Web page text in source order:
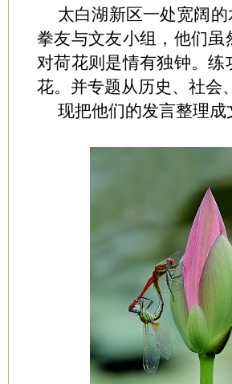
太白湖新区一处宽阔
拳友与文友小组，他们
对荷花则是情有独钟。
花。并专题从历史、社会
现把他们的发言整理